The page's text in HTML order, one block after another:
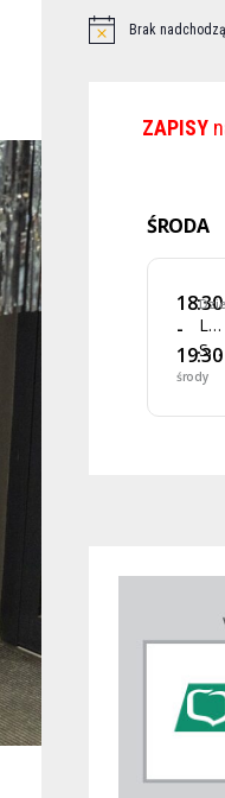
Brak
ZAPISY
ŚRODA
18:30
-
19:30
środy
Solo